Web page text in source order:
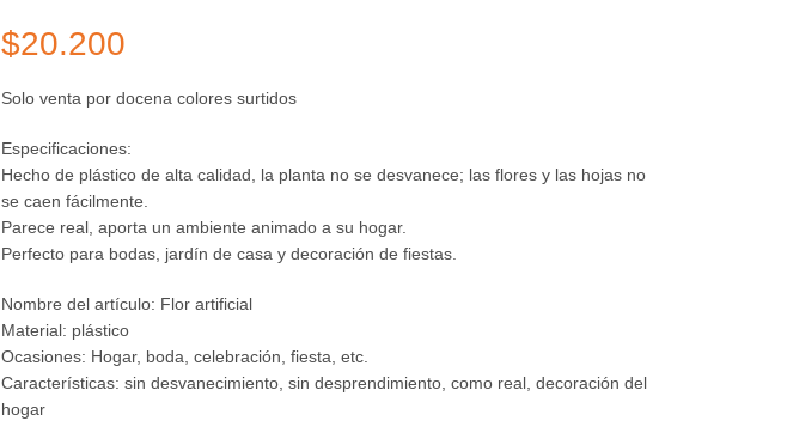
$20.200
Solo venta por docena colores surtidos
Especificaciones:
Hecho de plástico de alta calidad, la planta no se desvanece; las flores y las hojas no
se caen fácilmente.
Parece real, aporta un ambiente animado a su hogar.
Perfecto para bodas, jardín de casa y decoración de fiestas.
Nombre del artículo: Flor artificial
Material: plástico
Ocasiones: Hogar, boda, celebración, fiesta, etc.
Características: sin desvanecimiento, sin desprendimiento, como real, decoración del
hogar